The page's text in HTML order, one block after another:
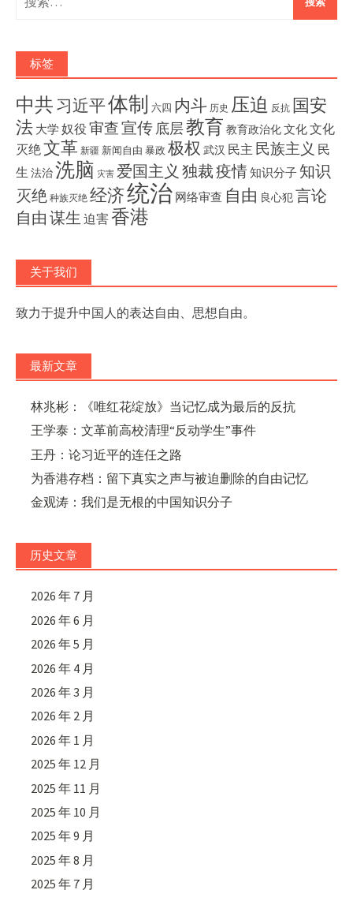
索：
标签
中共习近平体制 六四 内斗 历史 压迫 反抗 国安
法 大学 奴役 审查宣传底层教育 教育政治化文化文化
灭绝文革 新疆 新闻自由 暴政 极权 武汉 民主 民族主义 民
生 法治洗脑 灾害 爱国主义 独裁疫情知识分子 知识
灭绝 种族灭绝 经济统治 网络审查 自由 良心犯言论
自由 谋生 迫害香港
关于我们
致力于提升中国人的表达自由、思想自由。
最新文章
林兆彬：《唯红花绽放》当记忆成为最后的反抗
王学泰：文革前高校清理“反动学生”事件
王丹：论习近平的连任之路
为香港存档：留下真实之声与被迫删除的自由记忆
金观涛：我们是无根的中国知识分子
历史文章
2026 年 7 月
2026 年 6 月
2026 年 5 月
2026 年 4 月
2026 年 3 月
2026 年 2 月
2026 年 1 月
2025 年 12 月
2025 年 11 月
2025 年 10 月
2025 年 9 月
2025 年 8 月
2025 年 7 月